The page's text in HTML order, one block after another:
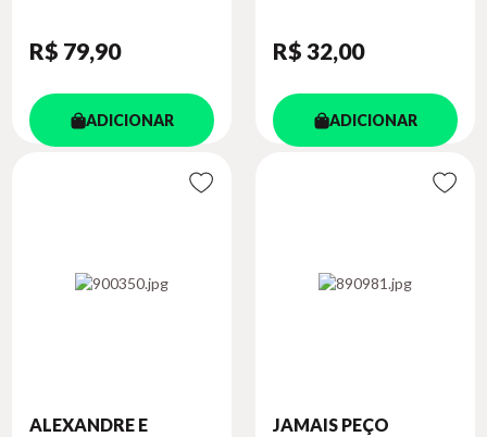
R$ 79,90
ADICIONAR
R$ 32,00
ADICIONAR
ALEXANDRE E
JAMAIS PEÇO